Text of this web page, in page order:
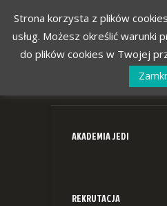
AKADEMIA JEDI
REKRUTACJA
Strona korzysta z plików
usług. Możesz określić warunki
do plików cookies w Twojej